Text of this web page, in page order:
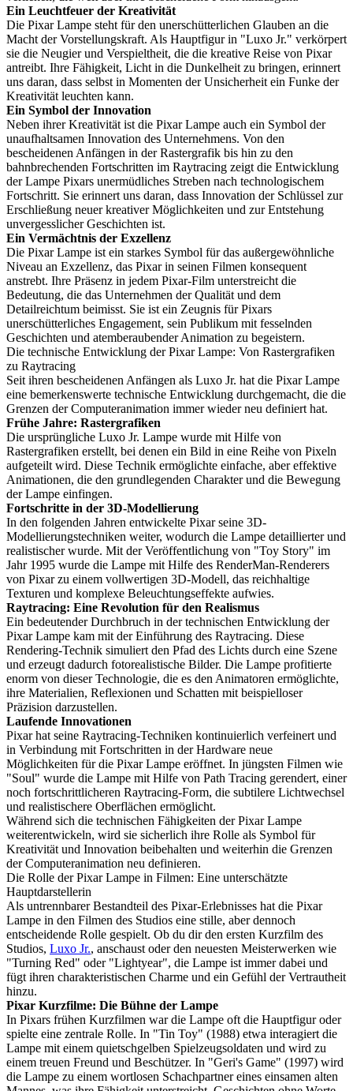
Ein Leuchtfeuer der Kreativität
Die Pixar Lampe steht für den unerschütterlichen Glauben an die
Macht der Vorstellungskraft. Als Hauptfigur in "Luxo Jr." verkörpert
sie die Neugier und Verspieltheit, die die kreative Reise von Pixar
antreibt. Ihre Fähigkeit, Licht in die Dunkelheit zu bringen, erinnert
uns daran, dass selbst in Momenten der Unsicherheit ein Funke der
Kreativität leuchten kann.
Ein Symbol der Innovation
Neben ihrer Kreativität ist die Pixar Lampe auch ein Symbol der
unaufhaltsamen Innovation des Unternehmens. Von den
bescheidenen Anfängen in der Rastergrafik bis hin zu den
bahnbrechenden Fortschritten im Raytracing zeigt die Entwicklung
der Lampe Pixars unermüdliches Streben nach technologischem
Fortschritt. Sie erinnert uns daran, dass Innovation der Schlüssel zur
Erschließung neuer kreativer Möglichkeiten und zur Entstehung
unvergesslicher Geschichten ist.
Ein Vermächtnis der Exzellenz
Die Pixar Lampe ist ein starkes Symbol für das außergewöhnliche
Niveau an Exzellenz, das Pixar in seinen Filmen konsequent
anstrebt. Ihre Präsenz in jedem Pixar-Film unterstreicht die
Bedeutung, die das Unternehmen der Qualität und dem
Detailreichtum beimisst. Sie ist ein Zeugnis für Pixars
unerschütterliches Engagement, sein Publikum mit fesselnden
Geschichten und atemberaubender Animation zu begeistern.
Die technische Entwicklung der Pixar Lampe: Von Rastergrafiken
zu Raytracing
Seit ihren bescheidenen Anfängen als Luxo Jr. hat die Pixar Lampe
eine bemerkenswerte technische Entwicklung durchgemacht, die die
Grenzen der Computeranimation immer wieder neu definiert hat.
Frühe Jahre: Rastergrafiken
Die ursprüngliche Luxo Jr. Lampe wurde mit Hilfe von
Rastergrafiken erstellt, bei denen ein Bild in eine Reihe von Pixeln
aufgeteilt wird. Diese Technik ermöglichte einfache, aber effektive
Animationen, die den grundlegenden Charakter und die Bewegung
der Lampe einfingen.
Fortschritte in der 3D-Modellierung
In den folgenden Jahren entwickelte Pixar seine 3D-
Modellierungstechniken weiter, wodurch die Lampe detaillierter und
realistischer wurde. Mit der Veröffentlichung von "Toy Story" im
Jahr 1995 wurde die Lampe mit Hilfe des RenderMan-Renderers
von Pixar zu einem vollwertigen 3D-Modell, das reichhaltige
Texturen und komplexe Beleuchtungseffekte aufwies.
Raytracing: Eine Revolution für den Realismus
Ein bedeutender Durchbruch in der technischen Entwicklung der
Pixar Lampe kam mit der Einführung des Raytracing. Diese
Rendering-Technik simuliert den Pfad des Lichts durch eine Szene
und erzeugt dadurch fotorealistische Bilder. Die Lampe profitierte
enorm von dieser Technologie, die es den Animatoren ermöglichte,
ihre Materialien, Reflexionen und Schatten mit beispielloser
Präzision darzustellen.
Laufende Innovationen
Pixar hat seine Raytracing-Techniken kontinuierlich verfeinert und
in Verbindung mit Fortschritten in der Hardware neue
Möglichkeiten für die Pixar Lampe eröffnet. In jüngsten Filmen wie
"Soul" wurde die Lampe mit Hilfe von Path Tracing gerendert, einer
noch fortschrittlicheren Raytracing-Form, die subtilere Lichtwechsel
und realistischere Oberflächen ermöglicht.
Während sich die technischen Fähigkeiten der Pixar Lampe
weiterentwickeln, wird sie sicherlich ihre Rolle als Symbol für
Kreativität und Innovation beibehalten und weiterhin die Grenzen
der Computeranimation neu definieren.
Die Rolle der Pixar Lampe in Filmen: Eine unterschätzte
Hauptdarstellerin
Als untrennbarer Bestandteil des Pixar-Erlebnisses hat die Pixar
Lampe in den Filmen des Studios eine stille, aber dennoch
entscheidende Rolle gespielt. Ob du dir den ersten Kurzfilm des
Studios, Luxo Jr., anschaust oder den neuesten Meisterwerken wie
"Turning Red" oder "Lightyear", die Lampe ist immer dabei und
fügt ihren charakteristischen Charme und ein Gefühl der Vertrautheit
hinzu.
Pixar Kurzfilme: Die Bühne der Lampe
In Pixars frühen Kurzfilmen war die Lampe oft die Hauptfigur oder
spielte eine zentrale Rolle. In "Tin Toy" (1988) etwa interagiert die
Lampe mit einem quietschgelben Spielzeugsoldaten und wird zu
einem treuen Freund und Beschützer. In "Geri's Game" (1997) wird
die Lampe zu einem wortlosen Schachpartner eines einsamen alten